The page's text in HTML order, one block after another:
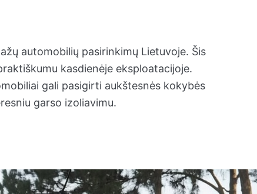
automobilių pasirinkimų Lietuvoje. Šis
kasdienėje eksploatacijoje.
gali pasigirti aukštesnės kokybės
garso izoliavimu.